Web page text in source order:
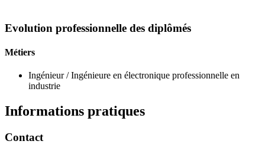
Evolution professionnelle des diplômés
Métiers
Ingénieur / Ingénieure en électronique professionnelle en
industrie
Informations pratiques
Contact